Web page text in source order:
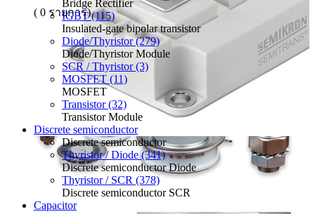
( 0 รายการ)
Bridge Rectifier
IGBT (115)
Insulated-gate bipolar transistor
Diode/Thyristor (279)
Diode/Thyristor Module
SCR / Thyristor (3)
MOSFET (11)
MOSFET
Transistor (32)
Transistor Module
Discrete semiconductor
Discrete semiconductor
Thyristor / Diode (341)
Discrete semiconductor Diode
Thyristor / SCR (378)
Discrete semiconductor SCR
Capacitor